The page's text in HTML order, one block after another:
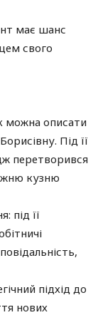
має шанс
свого
можна описати
Під її
перетворився
кузню
під її
підхід до
нових